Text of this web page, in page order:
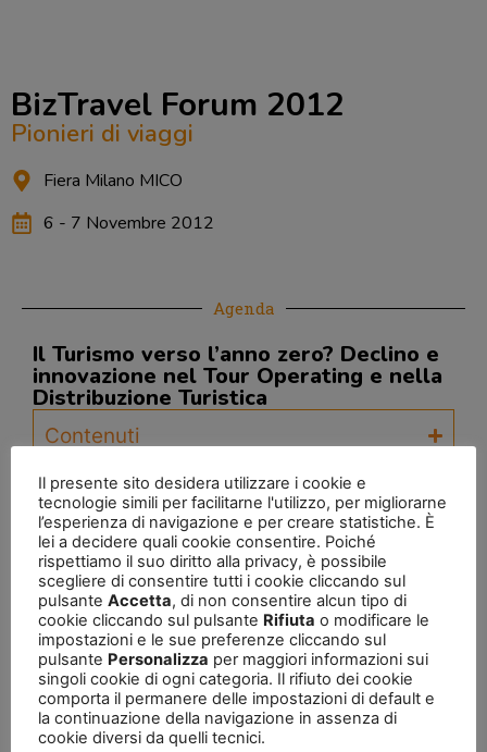
BizTravel Forum 2012
Pionieri di viaggi
Fiera Milano MICO
6 - 7 Novembre 2012
Agenda
Il Turismo verso l’anno zero? Declino e
innovazione nel Tour Operating e nella
Distribuzione Turistica
Contenuti
Valerio De Molli, Managing Partner, The European House –
Ambrosetti | Fabio Landini, Amministratore Delegato Press Tours |
Fabio Maria Lazzerini, Amministratore Delegato Amadeus Italia |
Frederic Naar, Amministratore Delegato Naar World Tours | Gianni
Rotondo, General Manager Italy, Royal Caribbean
Il presente sito desidera utilizzare i cookie e
tecnologie simili per facilitarne l'utilizzo, per migliorarne
l’esperienza di navigazione e per creare statistiche. È
lei a decidere quali cookie consentire. Poiché
rispettiamo il suo diritto alla privacy, è possibile
scegliere di consentire tutti i cookie cliccando sul
pulsante Accetta, di non consentire alcun tipo di
cookie cliccando sul pulsante Rifiuta o modificare le
impostazioni e le sue preferenze cliccando sul
pulsante Personalizza per maggiori informazioni sui
singoli cookie di ogni categoria. Il rifiuto dei cookie
comporta il permanere delle impostazioni di default e
la continuazione della navigazione in assenza di
cookie diversi da quelli tecnici.